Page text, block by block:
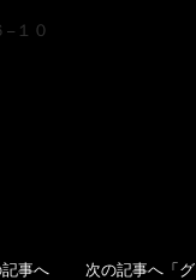
１０
記事へ 次の記事へ「 グ